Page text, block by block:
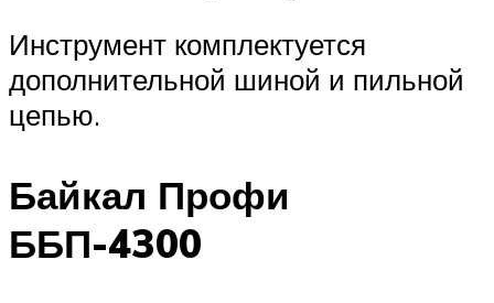
Инструмент комплектуется
дополнительной шиной и пильной
цепью.
Байкал Профи
ББП-4300